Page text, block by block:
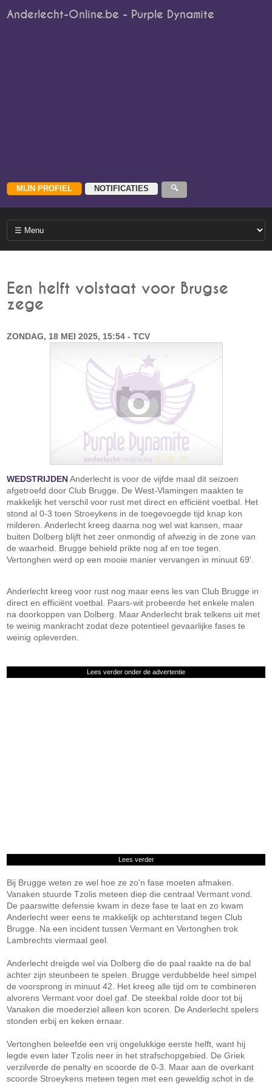
Anderlecht-Online.be - Purple Dynamite
Een helft volstaat voor Brugse
zege
ZONDAG, 18 MEI 2025, 15:54 - TCV
WEDSTRIJDENAnderlecht is voor de vijfde maal dit seizoen
afgetroefd door Club Brugge. De West-Vlamingen maakten te
makkelijk het verschil voor rust met direct en efficiënt voetbal. Het
stond al 0-3 toen Stroeykens in de toegevoegde tijd knap kon
milderen. Anderlecht kreeg daarna nog wel wat kansen, maar
buiten Dolberg blijft het zeer onmondig of afwezig in de zone van
de waarheid. Brugge behield prikte nog af en toe tegen.
Vertonghen werd op een mooie manier vervangen in minuut 69'.
Anderlecht kreeg voor rust nog maar eens les van Club Brugge in
direct en efficiënt voetbal. Paars-wit probeerde het enkele malen
na doorkoppen van Dolberg. Maar Anderlecht brak telkens uit met
te weinig mankracht zodat deze potentieel gevaarlijke fases te
weinig opleverden.
Lees verder onder de advertentie
Lees verder
Bij Brugge weten ze wel hoe ze zo'n fase moeten afmaken.
Vanaken stuurde Tzolis meteen diep die centraal Vermant vond.
De paarswitte defensie kwam in deze fase te laat en zo kwam
Anderlecht weer eens te makkelijk op achterstand tegen Club
Brugge. Na een incident tussen Vermant en Vertonghen trok
Lambrechts viermaal geel.
Anderlecht dreigde wel via Dolberg die de paal raakte na de bal
achter zijn steunbeen te spelen. Brugge verdubbelde heel simpel
de voorsprong in minuut 42. Het kreeg alle tijd om te combineren
alvorens Vermant voor doel gaf. De steekbal rolde door tot bij
Vanaken die moederziel alleen kon scoren. De Anderlecht spelers
stonden erbij en keken ernaar.
Vertonghen beleefde een vrij ongelukkige eerste helft, want hij
legde even later Tzolis neer in het strafschopgebied. De Griek
verzilverde de penalty en scoorde de 0-3. Maar aan de overkant
scoorde Stroeykens meteen tegen met een geweldig schot in de